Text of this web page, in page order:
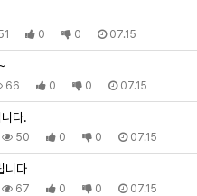
0 0 07.15
66 0 0 07.15
다.
50 0 0 07.15
니다
67 0 0 07.15